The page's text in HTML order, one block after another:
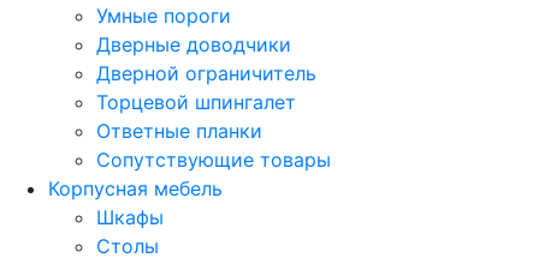
Умные пороги
Дверные доводчики
Дверной ограничитель
Торцевой шпингалет
Ответные планки
Сопутствующие товары
Корпусная мебель
Шкафы
Столы